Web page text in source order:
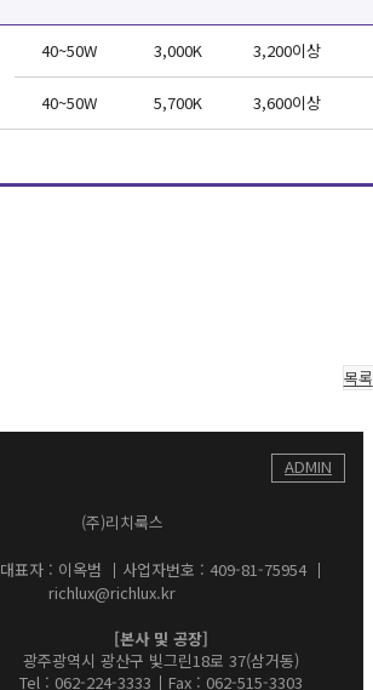
40~50W 3,000K 3,200이상
40~50W 5,700K 3,600이상
목록
대표자 : 이옥범
사업자번호 : 409-81-75954
richlux@richlux.kr
ADMIN
[본사 및 공장]
광주광역시 광산구 빛그린18로 37(삼거동)
Tel : 062-224-3333
Fax : 062-515-3303